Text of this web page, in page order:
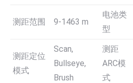
测距范围 9-1463 m
电池类
型
测距定位
模式
Scan,
Bullseye,
Brush
测距
ARC模
式